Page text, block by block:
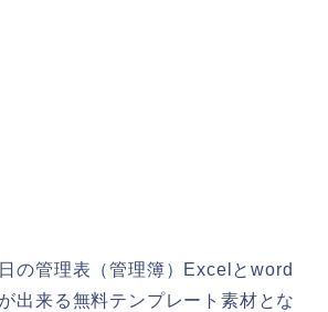
の管理表（管理簿）Excelとword
出来る無料テンプレート素材とな